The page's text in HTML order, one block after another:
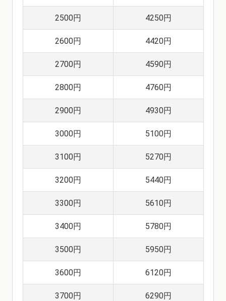
2500円 4250円
2600円 4420円
2700円 4590円
2800円 4760円
2900円 4930円
3000円 5100円
3100円 5270円
3200円 5440円
3300円 5610円
3400円 5780円
3500円 5950円
3600円 6120円
3700円 6290円